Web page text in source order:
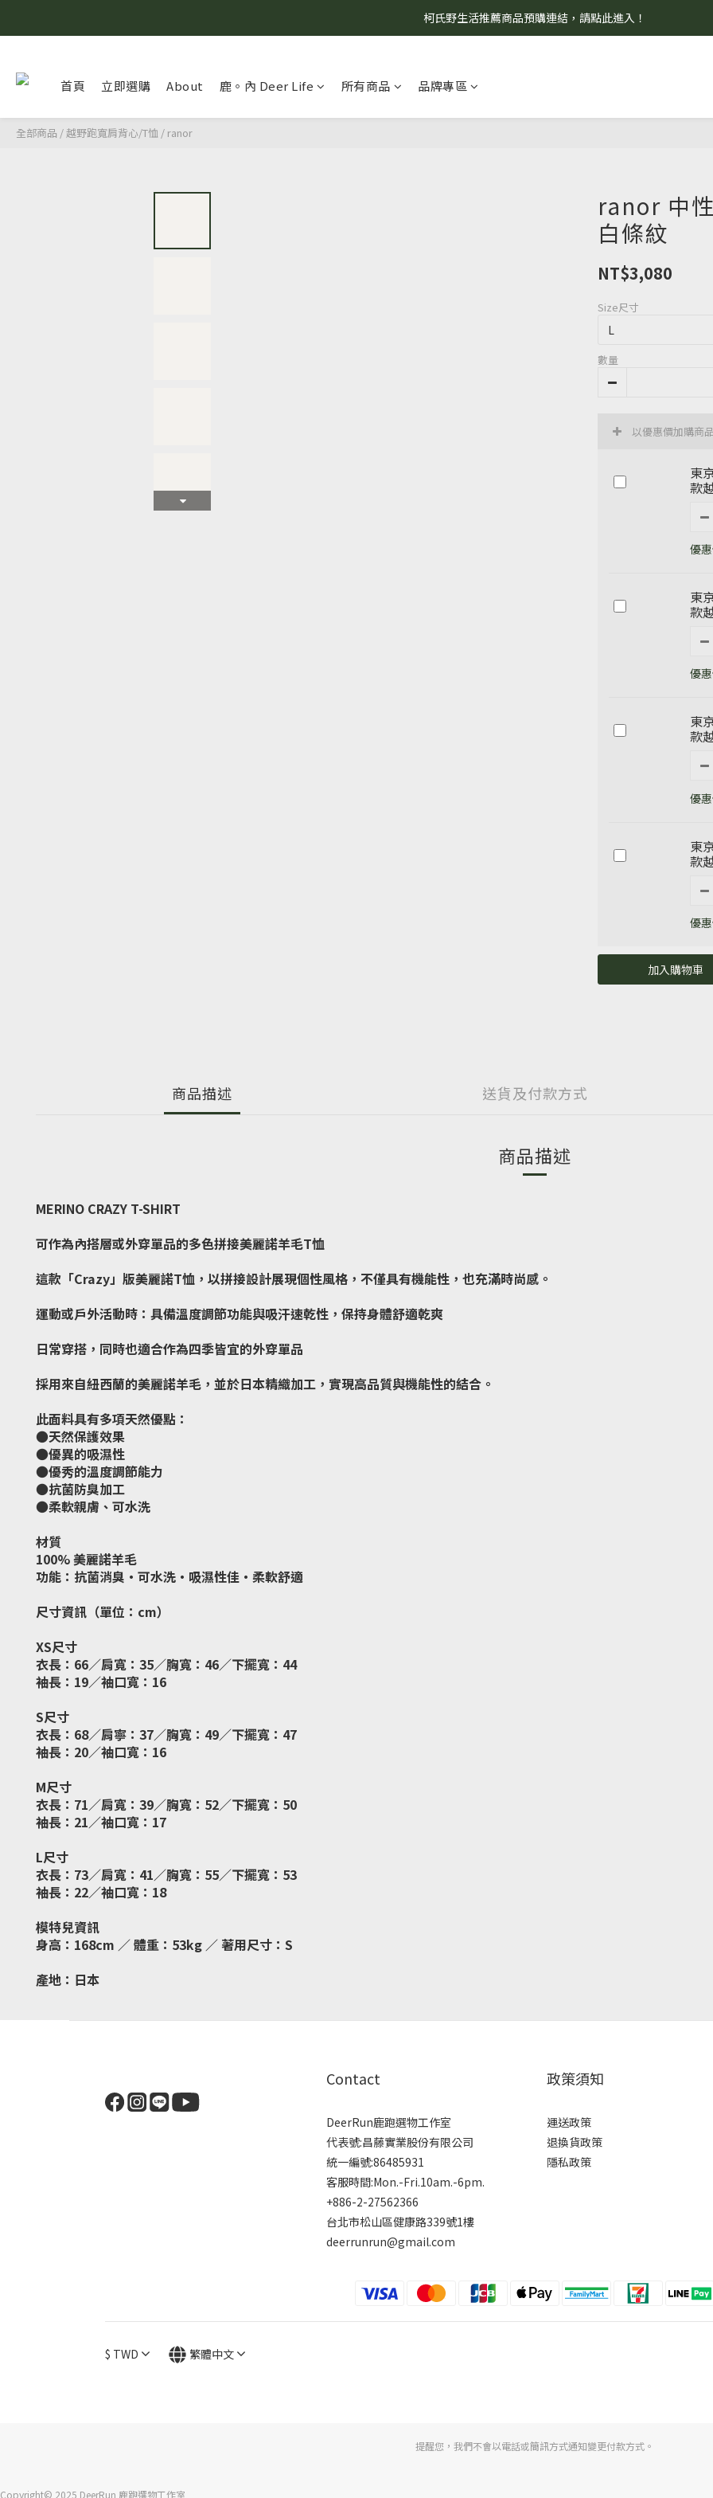
8/7 當天暫停開放工作室。請見諒！
柯氏野生活推薦商品預購連結，請點此進入！
首頁 立即選購 About 鹿。內 Deer Life 所有商品 品牌專區
全部商品 /越野跑寬肩背心/T恤 / ranor
ranor 中
白條紋
NT$3,080
Size尺寸
數量
以優惠價加購商
東
款
優
東
款
優
東
款
優
東
款
優
加入購物車
商品描述 送貨及付款方式
商品描述
MERINO CRAZY T-SHIRT
可作為內搭層或外穿單品的多色拼接美麗諾羊毛T恤
這款「Crazy」版美麗諾T恤，以拼接設計展現個性風格，不僅具有機能性，也充滿時尚感。
運動或戶外活動時：具備溫度調節功能與吸汗速乾性，保持身體舒適乾爽
日常穿搭，同時也適合作為四季皆宜的外穿單品
採用來自紐西蘭的美麗諾羊毛，並於日本精織加工，實現高品質與機能性的結合。
此面料具有多項天然優點：
●天然保護效果
●優異的吸濕性
●優秀的溫度調節能力
●抗菌防臭加工
●柔軟親膚、可水洗
材質
100% 美麗諾羊毛
功能：抗菌消臭・可水洗・吸濕性佳・柔軟舒適
尺寸資訊（單位：cm）
XS尺寸
衣長：66／肩寬：35／胸寬：46／下擺寬：44
袖長：19／袖口寬：16
S尺寸
衣長：68／肩寧：37／胸寬：49／下擺寬：47
袖長：20／袖口寬：16
M尺寸
衣長：71／肩寬：39／胸寬：52／下擺寬：50
袖長：21／袖口寬：17
L尺寸
衣長：73／肩寬：41／胸寬：55／下擺寬：53
袖長：22／袖口寬：18
模特兒資訊
身高：168cm ／ 體重：53kg ／ 著用尺寸：S
產地：日本
Contact
DeerRun鹿跑選物工作室
代表號:昌藤實業股份有限公司
統一編號:86485931
客服時間:Mon.-Fri.10am.-6pm.
+886-2-27562366
台北市松山區健康路339號1樓
deerrunrun@gmail.com
政策須知
運送政策
退換貨政策
隱私政策
$ TWD 繁體中文
提醒您，我們不會以電話或簡訊方式通知變更付款方式。
Copyright© 2025 DeerRun 鹿跑選物工作室